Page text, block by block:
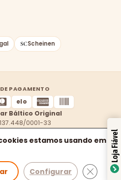
Scheinen
PAGAMENTO
elo
Báltico Original
0001-33
Trocas e Devoluções
estamos usando em
Configurar Close
Loja Fiável